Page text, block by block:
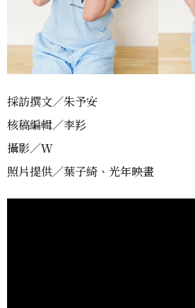
採訪撰文／朱予安
核稿編輯／李羏
攝影／Ｗ
照片提供／葉子綺、光年映畫